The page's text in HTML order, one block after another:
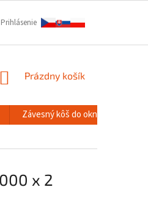
Prihlásenie
NÁKUPNÝ
Prázdny košík
Závesný kôš do okna
x 2